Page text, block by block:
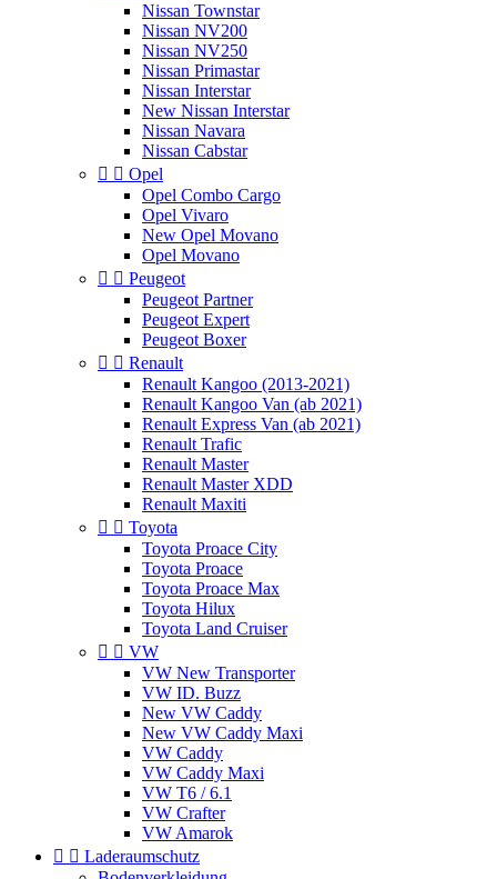
Nissan Townstar
Nissan NV200
Nissan NV250
Nissan Primastar
Nissan Interstar
New Nissan Interstar
Nissan Navara
Nissan Cabstar
  Opel
Opel Combo Cargo
Opel Vivaro
New Opel Movano
Opel Movano
  Peugeot
Peugeot Partner
Peugeot Expert
Peugeot Boxer
  Renault
Renault Kangoo (2013-2021)
Renault Kangoo Van (ab 2021)
Renault Express Van (ab 2021)
Renault Trafic
Renault Master
Renault Master XDD
Renault Maxiti
  Toyota
Toyota Proace City
Toyota Proace
Toyota Proace Max
Toyota Hilux
Toyota Land Cruiser
  VW
VW New Transporter
VW ID. Buzz
New VW Caddy
New VW Caddy Maxi
VW Caddy
VW Caddy Maxi
VW T6 / 6.1
VW Crafter
VW Amarok
  Laderaumschutz